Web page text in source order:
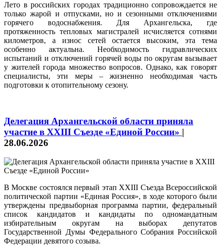
Лето в российских городах традиционно сопровождается не
только жарой и отпусками, но и сезонными отключениями
горячего водоснабжения. Для Архангельска, где
протяженность тепловых магистралей исчисляется сотнями
километров, а износ сетей остается высоким, эта тема
особенно актуальна. Необходимость гидравлических
испытаний и отключений горячей воды по округам вызывает
у жителей города множество вопросов. Однако, как говорят
специалисты, эти меры – жизненно необходимая часть
подготовки к отопительному сезону.
Делегация Архангельской области приняла
участие в XXIII Съезде «Единой России» |
28.06.2026
В Москве состоялся первый этап XXIII Съезда Всероссийской
политической партии «Единая Россия», в ходе которого были
утверждены предвыборная программа партии, федеральный
список кандидатов и кандидаты по одномандатным
избирательным округам на выборах депутатов
Государственной Думы Федерального Собрания Российской
Федерации девятого созыва.